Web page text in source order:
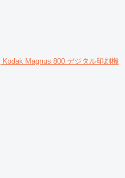
Kodak Magnus 800 デジタル印刷機